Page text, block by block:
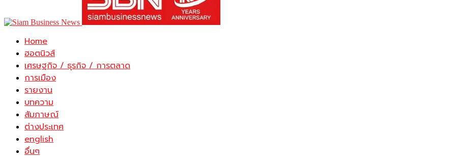
Home
ฮอตนิวส์
เศรษฐกิจ / ธุรกิจ / การตลาด
การเมือง
รายงาน
บทความ
สัมภาษณ์
ต่างประเทศ
english
อื่นๆ